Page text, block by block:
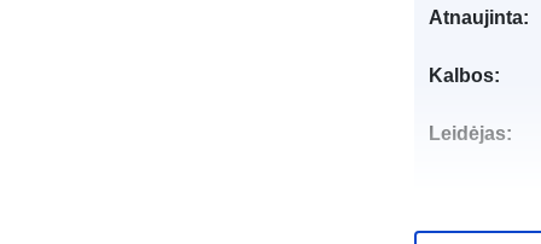
Atnaujinta:
Kalbos:
Leidėjas: